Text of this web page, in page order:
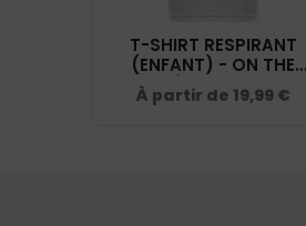
T-SHIRT RESPIRANT
(ENFANT) - ON THE
STAGE ÉCOLE D'ACTEUR
FACE CAMÉRA - BLANC -
À partir de 19,99 €